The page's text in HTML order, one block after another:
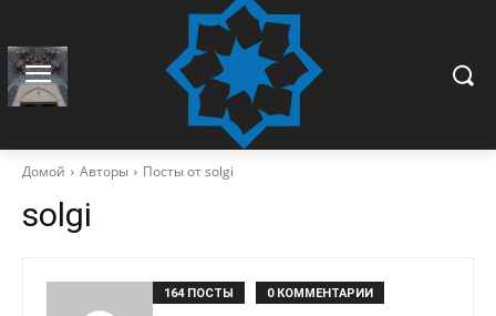
Домой Авторы Посты от solgi
solgi
164 ПОСТЫ 0 КОММЕНТАРИИ